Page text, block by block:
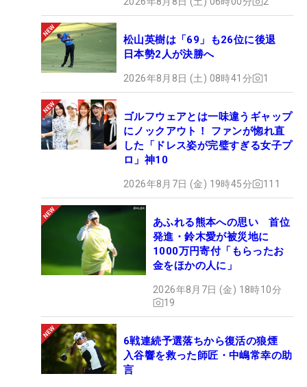
松山英樹は「69」も26位に後退
日本勢2人が決勝へ
2026年8月8日 (土) 08時41分 1
ゴルフウェアとは一味違うギャップ
にノックアウト！ ファンが惚れ直
した「ドレス姿が完璧すぎる女子プ
ロ」神10
2026年8月7日 (金) 19時45分 111
あふれる熊本への思い 首位
発進・鈴木愛が被災地に
1000万円寄付「もらったお
金をほかの人に」
2026年8月7日 (金) 18時10分
19
6戦連続予選落ちから復活の狼煙
入谷響を救った師匠・中嶋常幸の助
言